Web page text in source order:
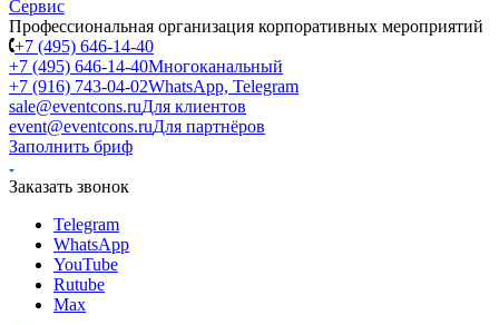
Профессиональная организация корпоративных мероприятий
+7 (495) 646-14-40
+7 (495) 646-14-40Многоканальный
+7 (916) 743-04-02WhatsApp, Telegram
sale@eventcons.ruДля клиентов
event@eventcons.ruДля партнёров
Заполнить бриф
Заказать звонок
Telegram
WhatsApp
YouTube
Rutube
Max